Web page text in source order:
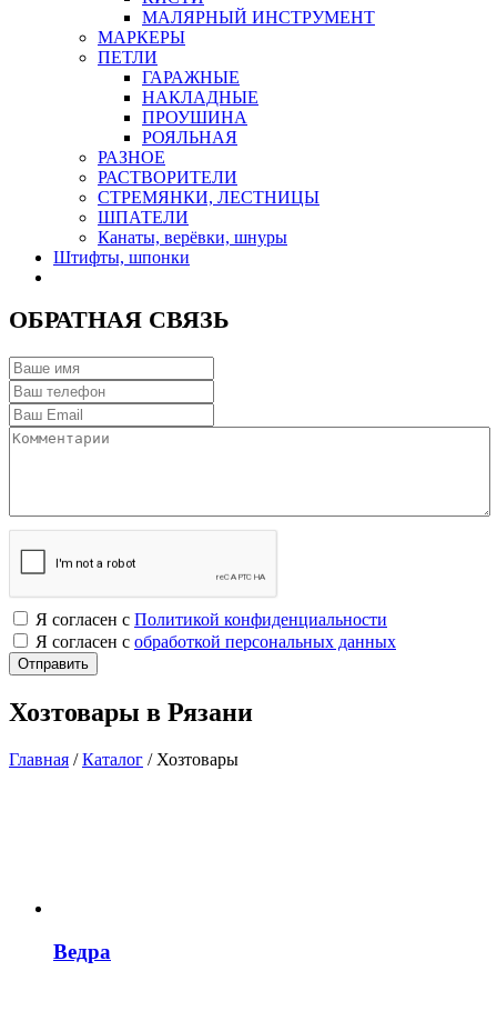
МАЛЯРНЫЙ ИНСТРУМЕНТ
МАРКЕРЫ
ПЕТЛИ
ГАРАЖНЫЕ
НАКЛАДНЫЕ
ПРОУШИНА
РОЯЛЬНАЯ
РАЗНОЕ
РАСТВОРИТЕЛИ
СТРЕМЯНКИ, ЛЕСТНИЦЫ
ШПАТЕЛИ
Канаты, верёвки, шнуры
Штифты, шпонки
ОБРАТНАЯ СВЯЗЬ
Я согласен с Политикой конфиденциальности
Я согласен с обработкой персональных данных
Хозтовары в Рязани
Главная /Каталог / Хозтовары
Ведра